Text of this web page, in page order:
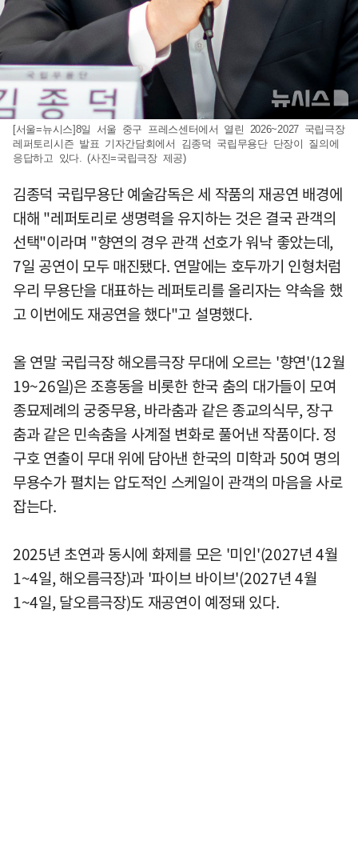
[서울=뉴시스]8일 서울 중구 프레스센터에서 열린 2026~2027 국립극장
레퍼토리시즌 발표 기자간담회에서 김종덕 국립무용단 단장이 질의에
응답하고 있다. (사진=국립극장 제공)
김종덕 국립무용단 예술감독은 세 작품의 재공연 배경에
대해 "레퍼토리로 생명력을 유지하는 것은 결국 관객의
선택"이라며 "향연의 경우 관객 선호가 워낙 좋았는데,
7일 공연이 모두 매진됐다. 연말에는 호두까기 인형처럼
우리 무용단을 대표하는 레퍼토리를 올리자는 약속을 했
고 이번에도 재공연을 했다"고 설명했다.
올 연말 국립극장 해오름극장 무대에 오르는 '향연'(12월
19~26일)은 조흥동을 비롯한 한국 춤의 대가들이 모여
종묘제례의 궁중무용, 바라춤과 같은 종교의식무, 장구
춤과 같은 민속춤을 사계절 변화로 풀어낸 작품이다. 정
구호 연출이 무대 위에 담아낸 한국의 미학과 50여 명의
무용수가 펼치는 압도적인 스케일이 관객의 마음을 사로
잡는다.
2025년 초연과 동시에 화제를 모은 '미인'(2027년 4월
1~4일, 해오름극장)과 '파이브 바이브'(2027년 4월
1~4일, 달오름극장)도 재공연이 예정돼 있다.